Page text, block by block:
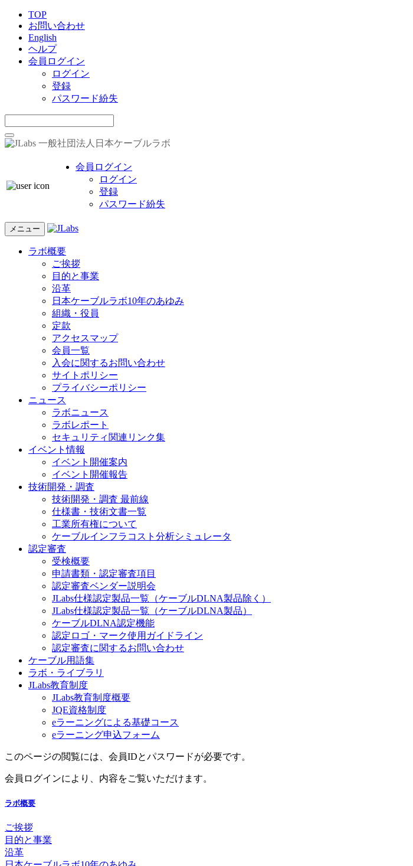
TOP
お問い合わせ
English
ヘルプ
会員ログイン
ログイン
登録
パスワード紛失
一般社団法人日本ケーブルラボ
会員ログイン
ログイン
登録
パスワード紛失
メニュー
ラボ概要
ご挨拶
目的と事業
沿革
日本ケーブルラボ10年のあゆみ
組織・役員
定款
アクセスマップ
会員一覧
入会に関するお問い合わせ
サイトポリシー
プライバシーポリシー
ニュース
ラボニュース
ラボレポート
セキュリティ関連リンク集
イベント情報
イベント開催案内
イベント開催報告
技術開発・調査
技術開発・調査 最前線
仕様書・技術文書一覧
工業所有権について
ケーブルインフラコスト分析シミュレータ
認定審査
受検概要
申請書類・認定審査項目
認定審査ベンダー説明会
JLabs仕様認定製品一覧（ケーブルDLNA製品除く）
JLabs仕様認定製品一覧（ケーブルDLNA製品）
ケーブルDLNA認定機能
認定ロゴ・マーク使用ガイドライン
認定審査に関するお問い合わせ
ケーブル用語集
ラボ・ライブラリ
JLabs教育制度
JLabs教育制度概要
JQE資格制度
eラーニングによる基礎コース
eラーニング申込フォーム
このページの閲覧には、会員IDとパスワードが必要です。
会員ログインにより、内容をご覧いただけます。
ラボ概要
ご挨拶
目的と事業
沿革